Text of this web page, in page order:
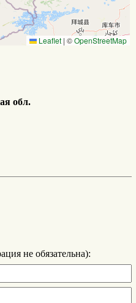
Leaflet | ©OpenStreetMap
обл.
не обязательна):